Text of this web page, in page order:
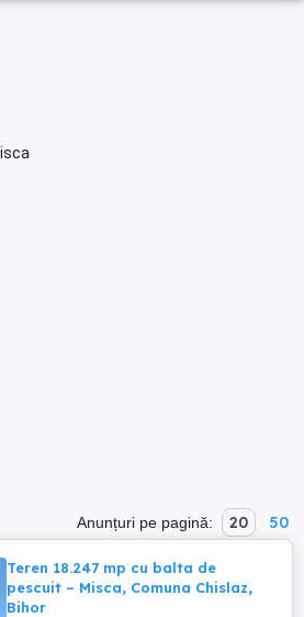
Anunțuri pe pagină: 20 50
Teren 18.247 mp cu balta de
pescuit – Misca, Comuna Chislaz,
Bihor